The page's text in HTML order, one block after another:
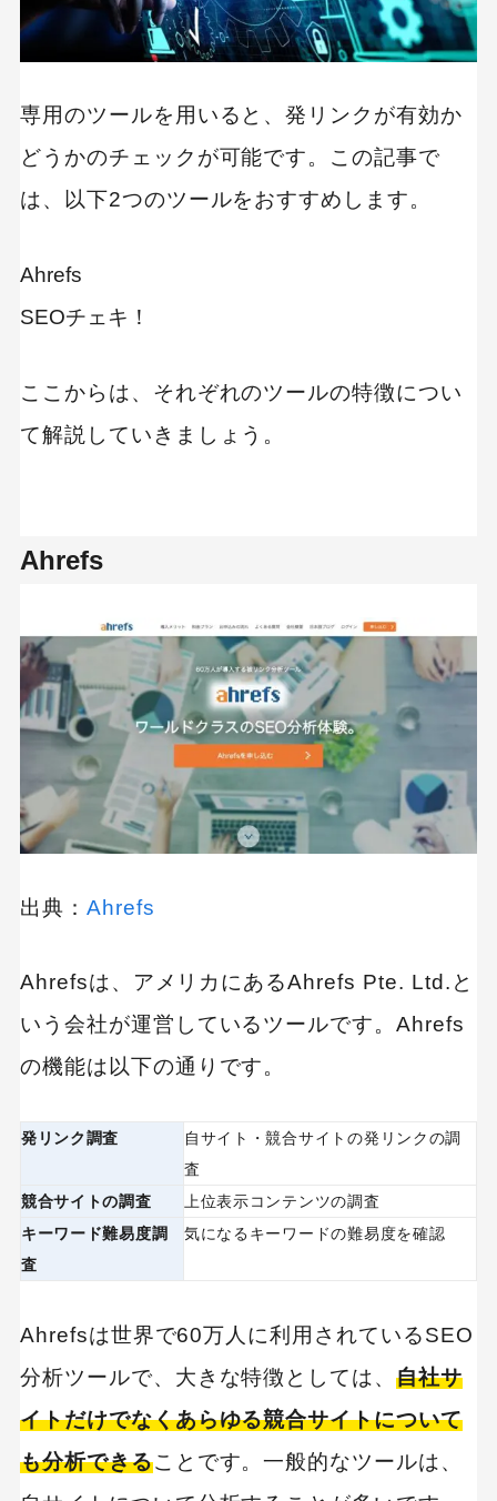
専用のツールを用いると、発リンクが有効か
どうかのチェックが可能です。この記事で
は、以下2つのツールをおすすめします。
Ahrefs
SEOチェキ！
ここからは、それぞれのツールの特徴につい
て解説していきましょう。
Ahrefs
出典： Ahrefs
Ahrefsは、アメリカにあるAhrefs Pte. Ltd.と
いう会社が運営しているツールです。Ahrefs
の機能は以下の通りです。
発リンク調査
自サイト・競合サイトの発リンクの調
査
競合サイトの調査
上位表示コンテンツの調査
キーワード難易度調
査
気になるキーワードの難易度を確認
Ahrefsは世界で60万人に利用されているSEO
分析ツールで、大きな特徴としては、自社サ
イトだけでなくあらゆる競合サイトについて
も分析できることです。一般的なツールは、